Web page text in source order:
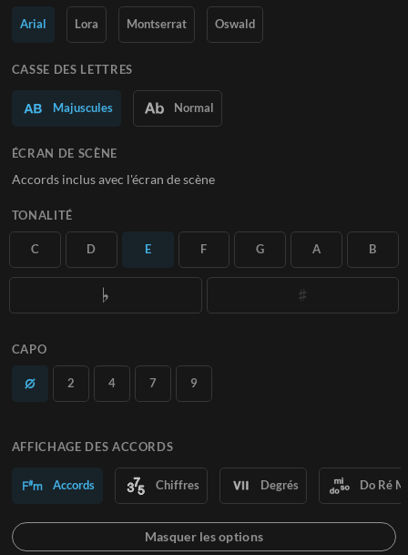
En savoir plus
Arial Lora Montserrat Oswald
CASSE DES LETTRES
Majuscules Normal
ÉCRAN DE SCÈNE
Accords inclus avec l'écran de scène
TONALITÉ
C D E F G A B
CAPO
2 4 7 9
AFFICHAGE DES ACCORDS
Accords Chiffres Degrés Do Ré